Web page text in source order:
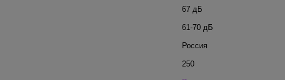
67 дБ
61-70 дБ
Россия
250